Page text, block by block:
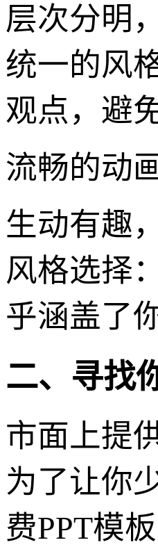
层次分明
统一的风
观点，避
流畅的动
生动有趣
风格选择
乎涵盖了
二、寻找
市面上提
为了让你
费PPT模